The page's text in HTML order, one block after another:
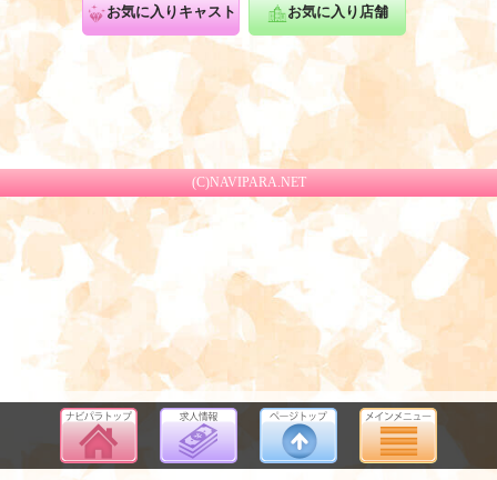
お気に入りキャスト お気に入り店舗
(C)NAVIPARA.NET